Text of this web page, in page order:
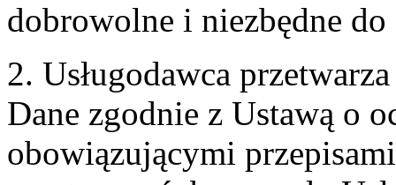
dobrowolne i niezbędne
2. Usługodawca
Dane zgodnie z Ustawą o
obowiązującymi